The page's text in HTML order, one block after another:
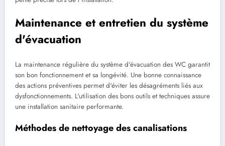
Maintenance et entretien du système
d'évacuation
La maintenance régulière du système d'évacuation des WC garantit
son bon fonctionnement et sa longévité. Une bonne connaissance
des actions préventives permet d'éviter les désagréments liés aux
dysfonctionnements. L'utilisation des bons outils et techniques assure
une installation sanitaire performante.
Méthodes de nettoyage des canalisations